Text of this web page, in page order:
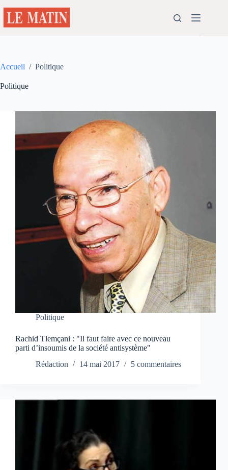
au
contenu
Accueil / Politique
Politique
Politique
Rachid Tlemçani : "Il faut faire avec ce nouveau
parti d’insoumis de la société antisystème"
Rédaction
14 mai 2017 5 commentaires